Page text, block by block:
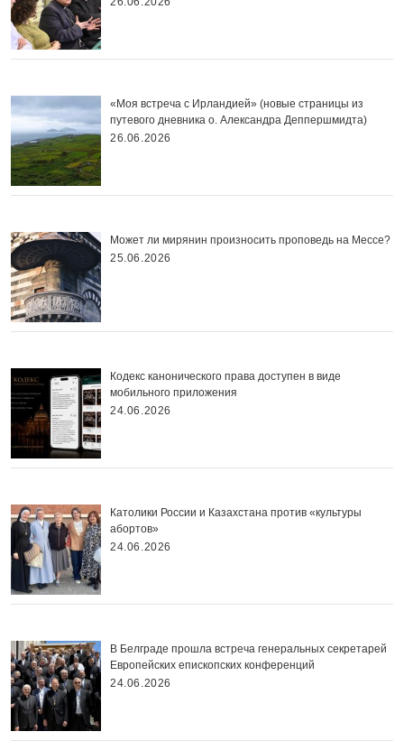
«Моя встреча с Ирландией» (новые страницы из
путевого дневника о. Александра Деппершмидта)
26.06.2026
Может ли мирянин произносить проповедь на Мессе?
25.06.2026
Кодекс канонического права доступен в виде
мобильного приложения
24.06.2026
Католики России и Казахстана против «культуры
абортов»
24.06.2026
В Белграде прошла встреча генеральных секретарей
Европейских епископских конференций
24.06.2026